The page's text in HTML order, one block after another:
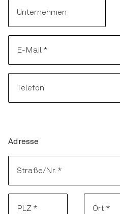
Unternehmen
E-Mail *
Telefon
Adresse
Straße/Nr. *
PLZ * Ort *